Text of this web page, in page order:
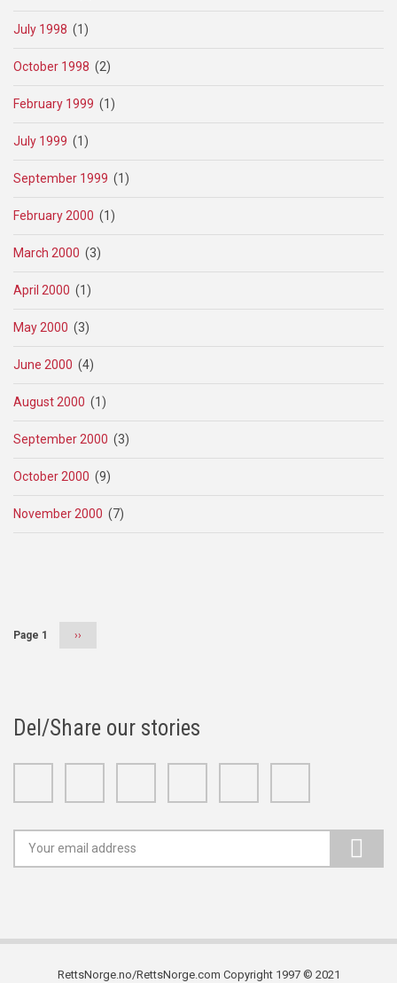
July 1998 (1)
October 1998 (2)
February 1999 (1)
July 1999 (1)
September 1999 (1)
February 2000 (1)
March 2000 (3)
April 2000 (1)
May 2000 (3)
June 2000 (4)
August 2000 (1)
September 2000 (3)
October 2000 (9)
November 2000 (7)
Page 1
Next
››
Del/Share our stories
RettsNorge.no/RettsNorge.com Copyright 1997 © 2021